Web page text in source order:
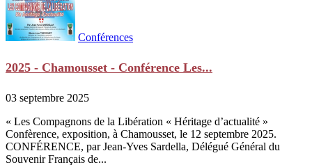
Conférences
2025 - Chamousset - Conférence Les...
03 septembre 2025
« Les Compagnons de la Libération « Héritage d’actualité »
Confèrence, exposition, à Chamousset, le 12 septembre 2025.
CONFÉRENCE, par Jean-Yves Sardella, Délégué Général du
Souvenir Français de...